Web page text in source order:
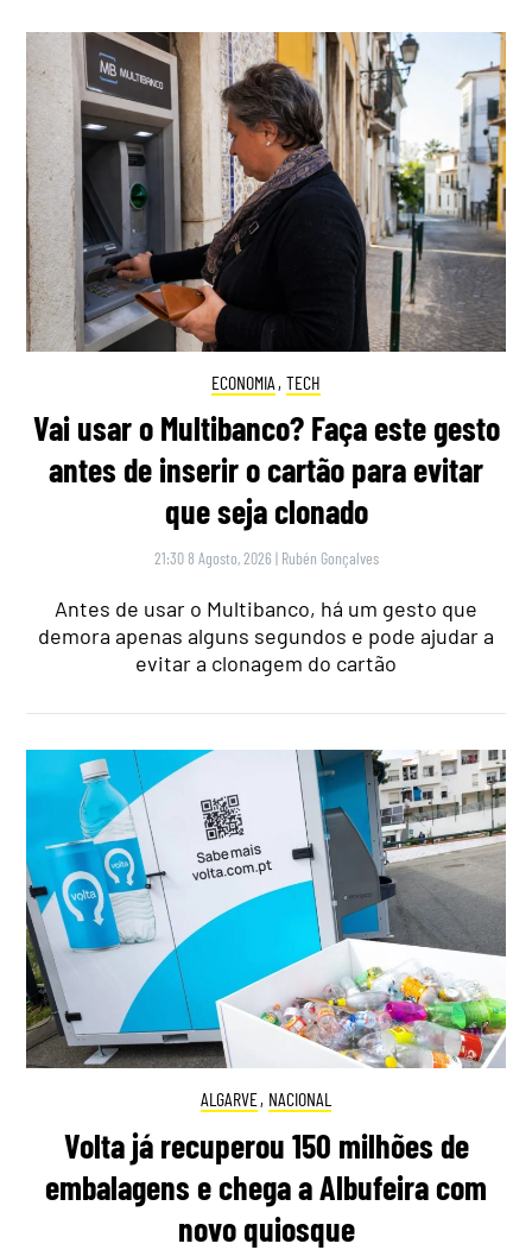
ECONOMIA , TECH
Vai usar o Multibanco? Faça este gesto
antes de inserir o cartão para evitar
que seja clonado
21:30 8 Agosto, 2026 | Rubén Gonçalves
Antes de usar o Multibanco, há um gesto que
demora apenas alguns segundos e pode ajudar a
evitar a clonagem do cartão
ALGARVE, NACIONAL
Volta já recuperou 150 milhões de
embalagens e chega a Albufeira com
novo quiosque